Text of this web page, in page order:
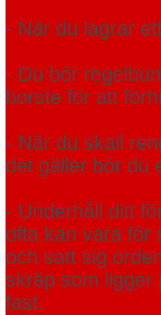
- När du lagrar
- Du bör
borste för att
- När du skall
det gäller bör du
- Underhåll ditt
ofta kan vara för
och satt sig
skräp som ligger
fast.